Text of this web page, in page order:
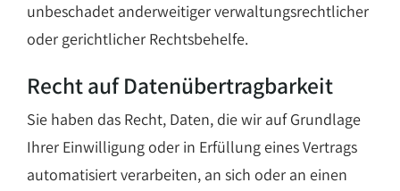
unbeschadet anderweitiger verwaltungsrechtlicher
oder gerichtlicher Rechtsbehelfe.
Recht auf Daten­übertrag­barkeit
Sie haben das Recht, Daten, die wir auf Grundlage
Ihrer Einwilligung oder in Erfüllung eines Vertrags
automatisiert verarbeiten, an sich oder an einen